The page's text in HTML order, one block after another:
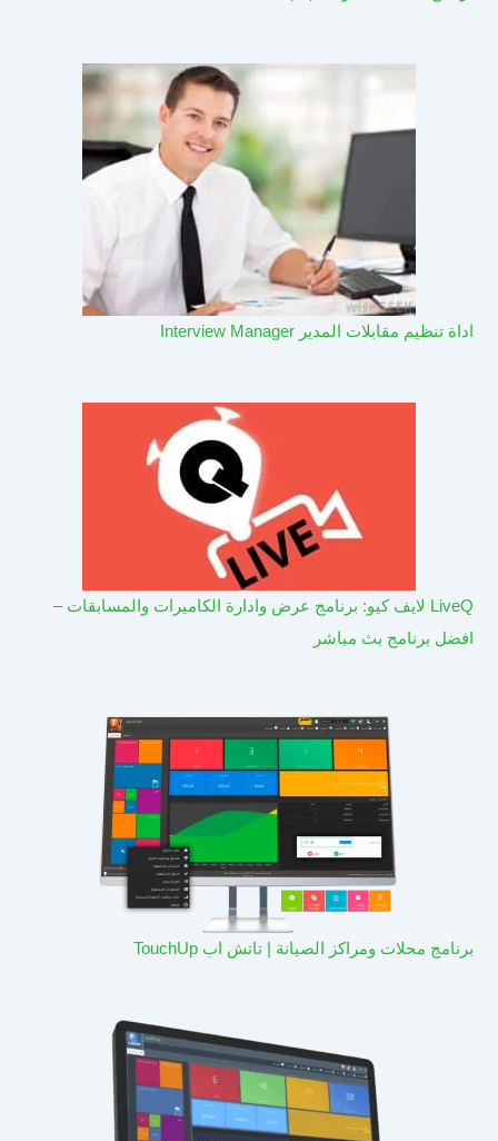
اداة تنظيم مقابلات المدير Interview Manager
LiveQ لايف كيو: برنامج عرض وادارة الكاميرات والمسابقات –
افضل برنامج بث مباشر
برنامج محلات ومراكز الصيانة | تاتش اب TouchUp